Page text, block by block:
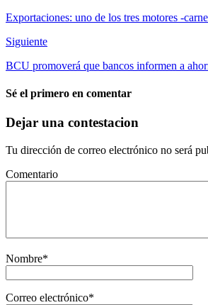
Exportaciones: uno de los tres motores -
Siguiente
BCU promoverá que bancos informen a
Sé el primero en comentar
Dejar una contestacion
Tu dirección de correo electrónico no será
Comentario
Nombre*
Correo electrónico*